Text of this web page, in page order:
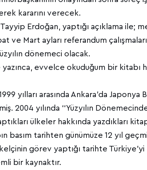
kararını verecek.
Erdoğan, yaptığı açıklama ile;
ve Mart ayları referandum
dönemeci olacak.
yazınca, evvelce okuduğum bir kitabı
yılları arasında Ankara’da
2004 yılında ‘‘Yüzyılın
ülkeler hakkında yazdıkları
basım tarihten günümüze 12 yıl
görev yaptığı tarihte
bir kaynaktır.